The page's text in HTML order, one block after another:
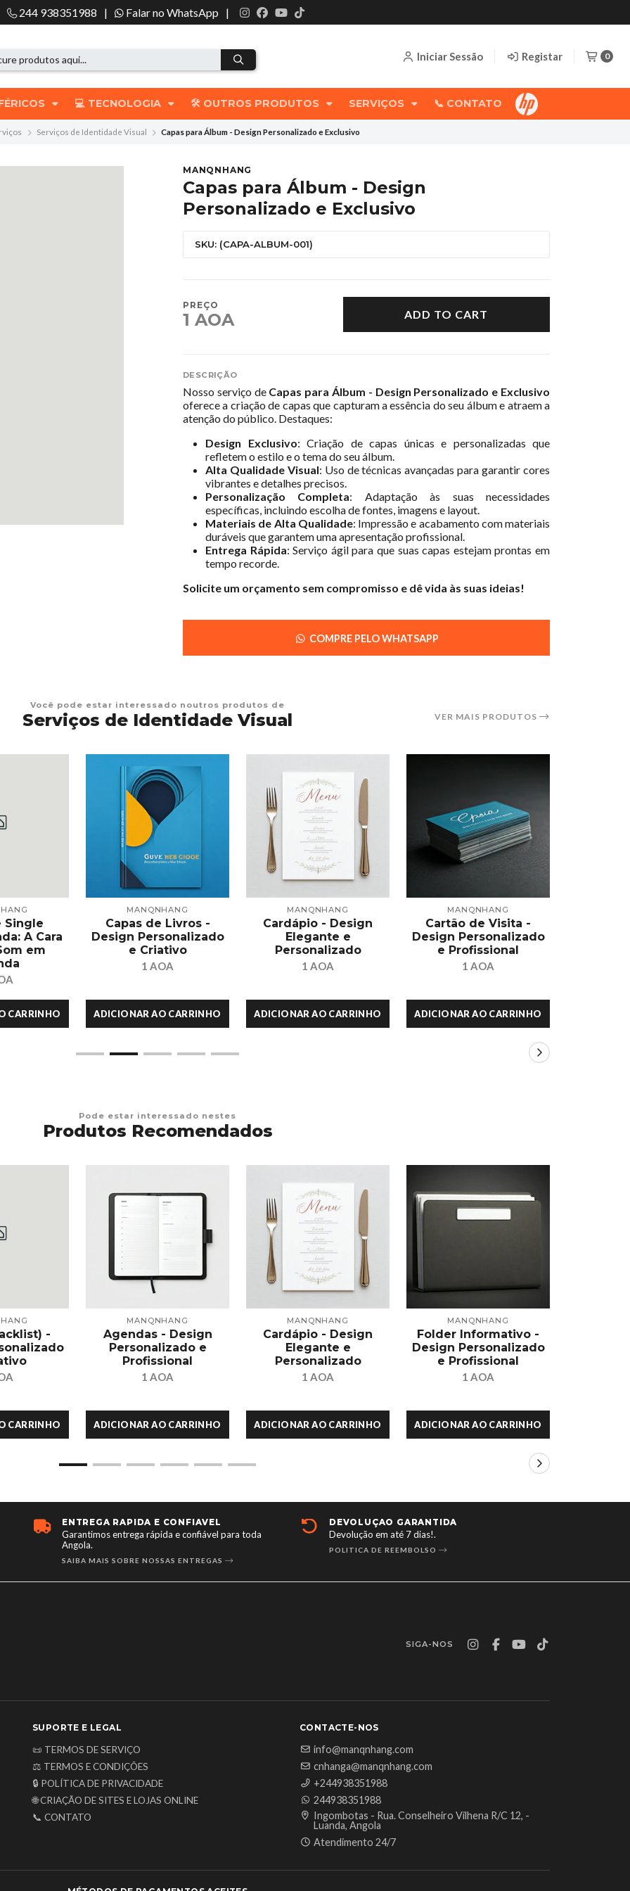
244 938351988 | Falar no WhatsApp |
Iniciar Sessão Registar 0
💻 TECNOLOGIA 🛠️ OUTROS PRODUTOS SERVIÇOS 📞 CONTATO
Serviços de Identidade Visual Capas para Álbum - Design Personalizado e Exclusivo
MANQNHANG
Capas para Álbum - Design
Personalizado e Exclusivo
SKU: (CAPA-ALBUM-001)
PREÇO
1 AOA ADD TO CART
DESCRIÇÃO
Nosso serviço de Capas para Álbum - Design Personalizado e Exclusivo
oferece a criação de capas que capturam a essência do seu álbum e atraem a
atenção do público. Destaques:
Design Exclusivo: Criação de capas únicas e personalizadas que
refletem o estilo e o tema do seu álbum.
Alta Qualidade Visual: Uso de técnicas avançadas para garantir cores
vibrantes e detalhes precisos.
Personalização Completa: Adaptação às suas necessidades
específicas, incluindo escolha de fontes, imagens e layout.
Materiais de Alta Qualidade: Impressão e acabamento com materiais
duráveis que garantem uma apresentação profissional.
Entrega Rápida: Serviço ágil para que suas capas estejam prontas em
tempo recorde.
Solicite um orçamento sem compromisso e dê vida às suas ideias!
COMPRE PELO WHATSAPP
Você pode estar interessado noutros produtos de
Serviços de Identidade Visual VER MAIS PRODUTOS
Single
A Cara
em
CARRINHO
MANQNHANG
Capas de Livros -
Design Personalizado
e Criativo
1 AOA
ADICIONAR AO CARRINHO
MANQNHANG
Cardápio - Design
Elegante e
Personalizado
1 AOA
ADICIONAR AO CARRINHO
MANQNHANG
Cartão de Visita -
Design Personalizado
e Profissional
1 AOA
ADICIONAR AO CARRINHO
Pode estar interessado nestes
Produtos Recomendados
-
CARRINHO
MANQNHANG
Agendas - Design
Personalizado e
Profissional
1 AOA
ADICIONAR AO CARRINHO
MANQNHANG
Cardápio - Design
Elegante e
Personalizado
1 AOA
ADICIONAR AO CARRINHO
MANQNHANG
Folder Informativo -
Design Personalizado
e Profissional
1 AOA
ADICIONAR AO CARRINHO
DEVOLUÇÃO GARANTIDA
Devolução em até 7 dias!.
POLITICA DE REEMBOLSO
24/7 DISPONÍVEL
Aberto 24 horas e 7 dias por semana.
CONTACTE-NOS
SIGA-NOS
SUPORTE E LEGAL
📜 TERMOS DE SERVIÇO
⚖️ TERMOS E CONDIÇÕES
🔒 POLÍTICA DE PRIVACIDADE
🌐 CRIAÇÃO DE SITES E LOJAS ONLINE
📞 CONTATO
CONTACTE-NOS
info@manqnhang.com
cnhanga@manqnhang.com
+244938351988
244938351988
Ingombotas - Rua. Conselheiro Vilhena R/C 12, -
Luanda, Angola
Atendimento 24/7